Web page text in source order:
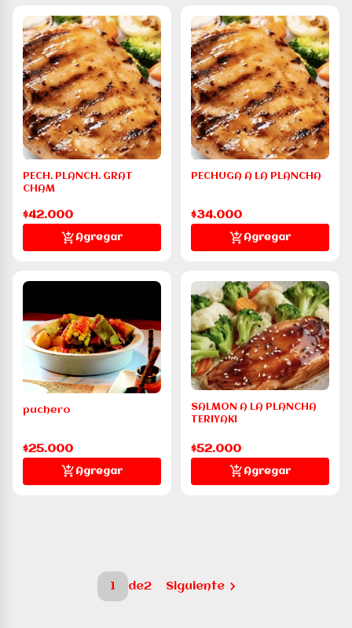
PECH. PLANCH. GRAT
CHAM
$42.000
Agregar
PECHUGA A LA PLANCHA
$34.000
Agregar
puchero
$25.000
Agregar
SALMON A LA PLANCHA
TERIYAKI
$52.000
Agregar
1 de2 Siguiente